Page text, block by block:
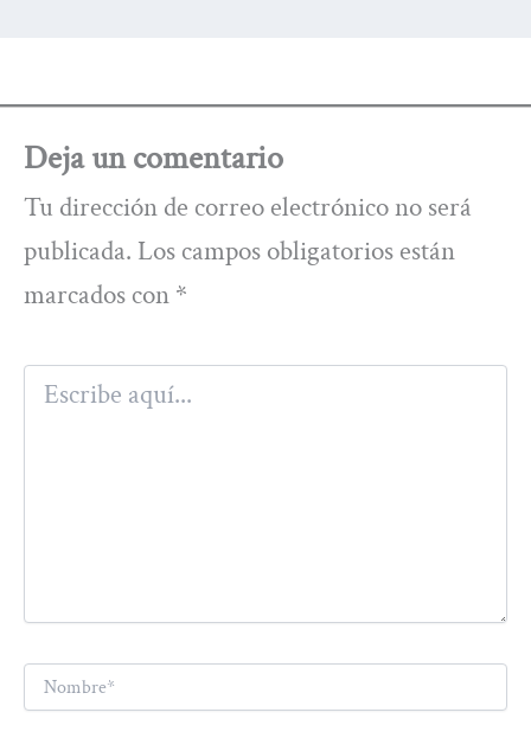
Deja un comentario
Tu dirección de correo electrónico no será
publicada. Los campos obligatorios están
marcados con *
Escribe
aquí...